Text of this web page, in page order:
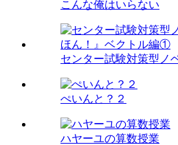
こんな俺はいらない
センター試験対策型ノ
ぺいんと？２
ハヤーユの算数授業